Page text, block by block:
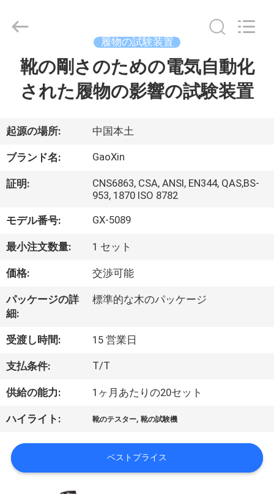
ロ
ダ
ク
私
達
に
つ
い
て
工
場
旅
Ltd.，.
Reserved.
Developed
履物の試験装置
靴の剛さのための電気自動化
された履物の影響の試験装置
起源の場所: 中国本土
ブランド名: GaoXin
証明:
CNS6863, CSA, ANSI, EN344, QAS,BS-
953, 1870 ISO 8782
モデル番号: GX-5089
最小注文数量: 1 セット
価格: 交渉可能
パッケージの詳
細:
標準的な木のパッケージ
受渡し時間: 15 営業日
支払条件: T/T
供給の能力: 1ヶ月あたりの20セット
ハイライト: 靴のテスター,靴の試験機
ベストプライス